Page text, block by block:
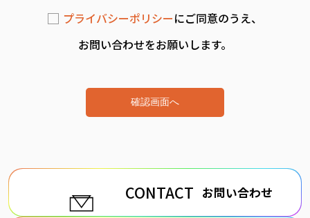
プライバシーポリシーにご同意のうえ、
お問い合わせをお願いします。
CONTACT お問い合わせ